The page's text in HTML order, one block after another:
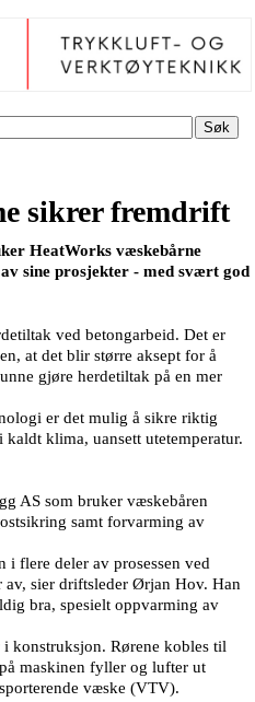
Søk
sikrer fremdrift
HeatWorks væskebårne
sine prosjekter - med svært god
ved betongarbeid. Det er
at det blir større aksept for å
gjøre herdetiltak på en mer
er det mulig å sikre riktig
klima, uansett utetemperatur.
AS som bruker væskebåren
samt forvarming av
flere deler av prosessen ved
sier driftsleder Ørjan Hov. Han
bra, spesielt oppvarming av
konstruksjon. Rørene kobles til
maskinen fyller og lufter ut
væske (VTV).